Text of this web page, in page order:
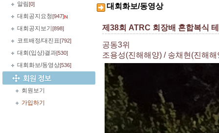
알림[0]
대회공지요청[947]
대회공지보기 [898]
코트배정/대진표[792]
대회(입상)결과[530]
대회화보/동영상[536]
회원보기
가입하기
대회화보/동영상
제38회 ATRC 회장배 혼합복식
공동3위
조용성(진해해양) / 송채현(진해해